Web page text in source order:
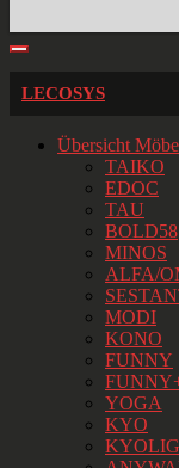
LECOSYS
Übersicht
TAIKO
EDOC
TAU
BOLD58
MINOS
ALFA/
MODI
KONO
FUNNY
YOGA
KYO